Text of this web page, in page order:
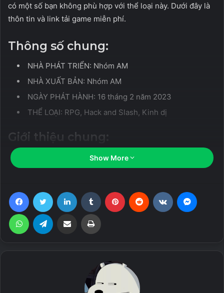
có một số bạn không phù hợp với thể loại này. Dưới đây là
thôn tin và link tải game miễn phí.
Thông số chung:
NHÀ PHÁT TRIỂN: Nhóm AM
NHÀ XUẤT BẢN: Nhóm AM
NGÀY PHÁT HÀNH: 16 tháng 2 năm 2023
THỂ LOẠI: RPG, Hack and Slash, Kinh dị
Giới thiệu chung:
CHÀO MỪNG BẠN ĐẾN VỚI RPG HÀNH ĐỘNG ẢO MỚI
nhìn thứ ba lấy bối cảnh giả tưởng trong tất cả các yếu tố
của trò chơi: âm thanh, cấp độ, ánh sáng, bầu không khí và
các yếu tố khác.
rõ ràng để khuyến khích khám phá.
Show More
FacebookTwitter LinkedIn Tumblr Pinterest Reddit VKontakte
WhatsAppTelegram Share via Email Print